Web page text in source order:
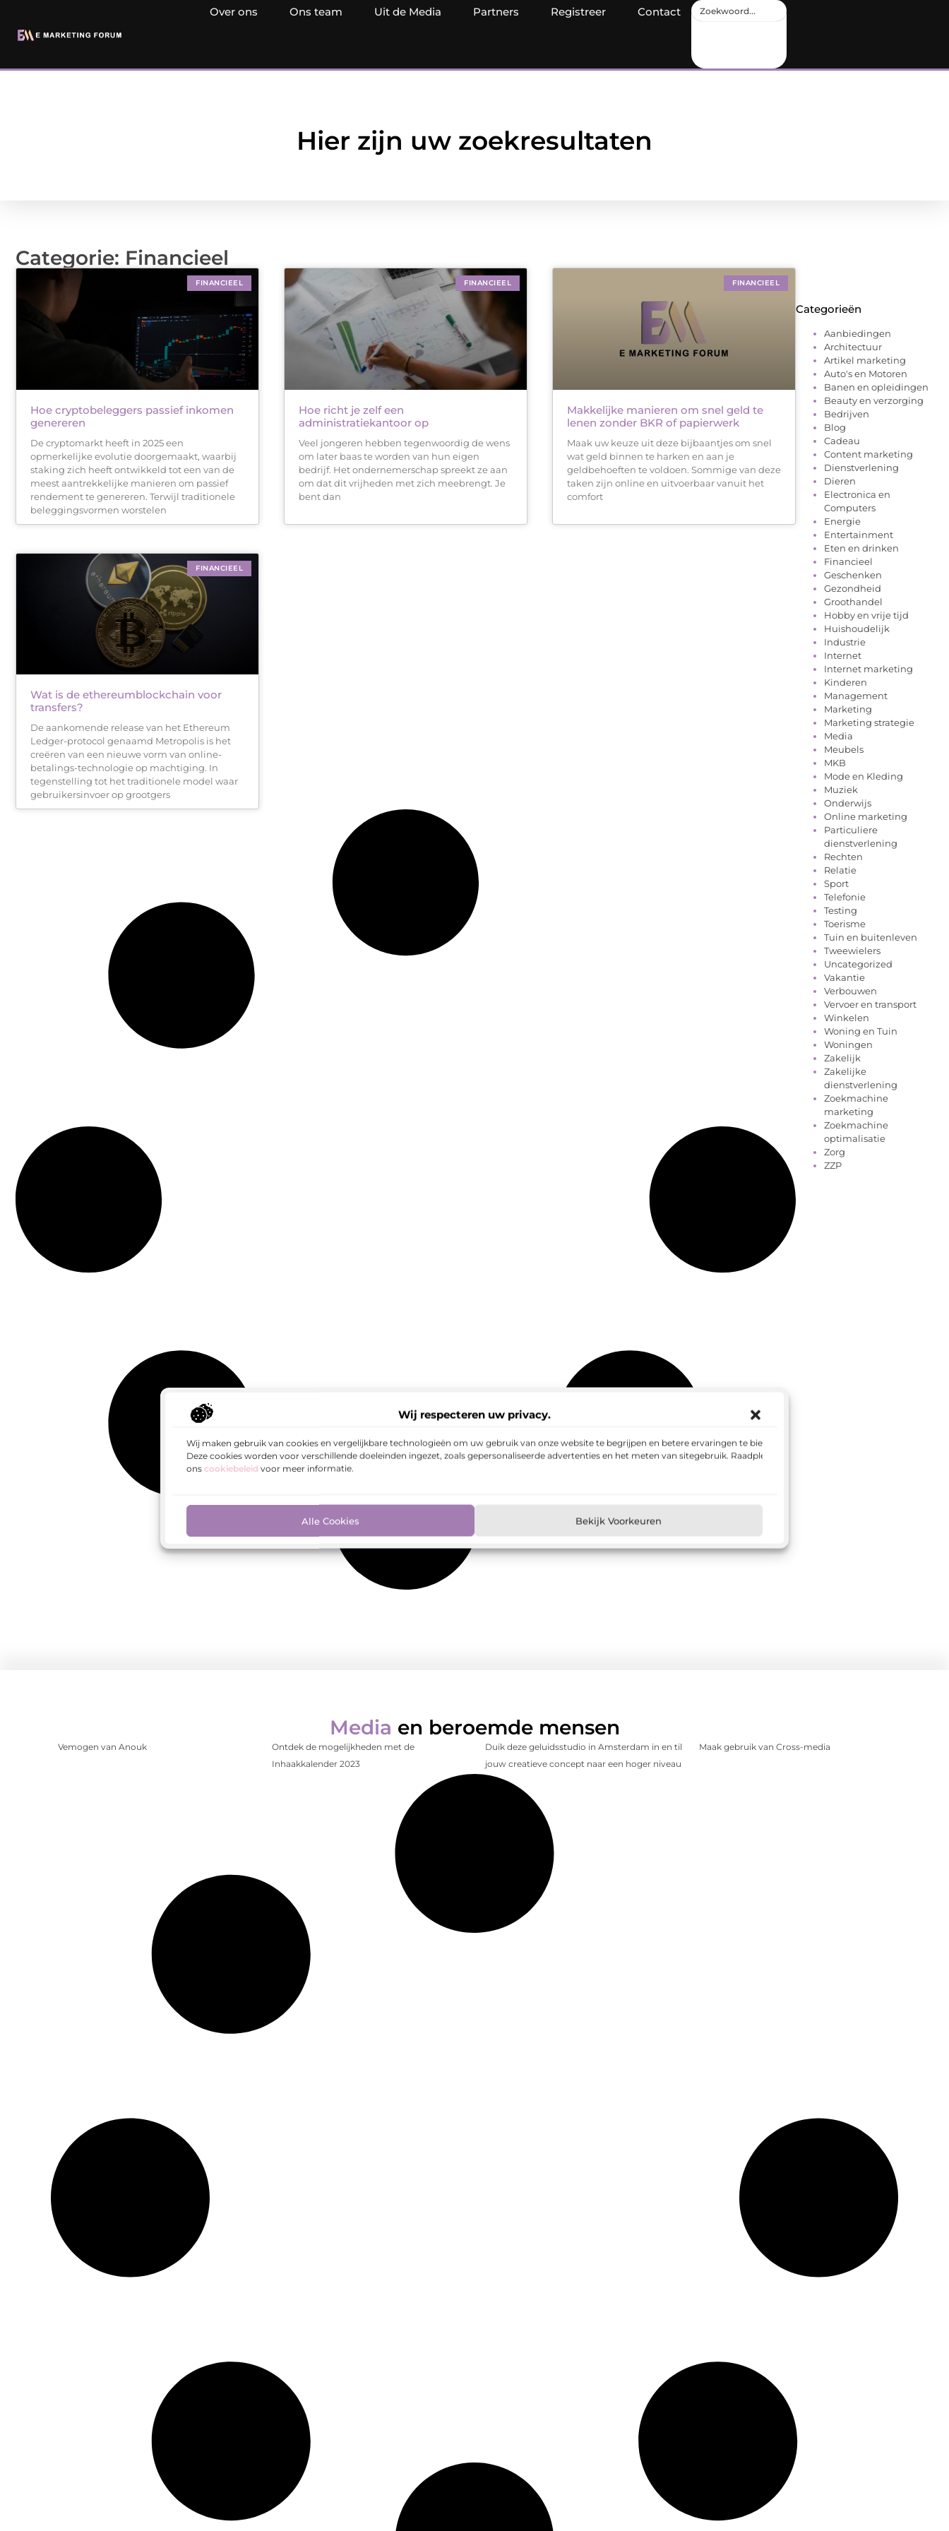
Wij respecteren uw privacy.
Wij maken gebruik van cookies en vergelijkbare technologieën om uw gebruik van onze website te begrijpen en betere ervaringen te bieden.
Deze cookies worden voor verschillende doeleinden ingezet, zoals gepersonaliseerde advertenties en het meten van sitegebruik. Raadpleeg
ons cookiebeleid voor meer informatie.
Alle Cookies Bekijk Voorkeuren
Over ons Ons team Uit de Media Partners Registreer Contact
Hier zijn uw zoekresultaten
Categorie: Financieel
FINANCIEEL
Hoe cryptobeleggers passief inkomen
genereren
De cryptomarkt heeft in 2025 een
opmerkelijke evolutie doorgemaakt, waarbij
staking zich heeft ontwikkeld tot een van de
meest aantrekkelijke manieren om passief
rendement te genereren. Terwijl traditionele
beleggingsvormen worstelen
FINANCIEEL
Hoe richt je zelf een
administratiekantoor op
Veel jongeren hebben tegenwoordig de wens
om later baas te worden van hun eigen
bedrijf. Het ondernemerschap spreekt ze aan
om dat dit vrijheden met zich meebrengt. Je
bent dan
FINANCIEEL
Makkelijke manieren om snel geld te
lenen zonder BKR of papierwerk
Maak uw keuze uit deze bijbaantjes om snel
wat geld binnen te harken en aan je
geldbehoeften te voldoen. Sommige van deze
taken zijn online en uitvoerbaar vanuit het
comfort
FINANCIEEL
Wat is de ethereumblockchain voor
transfers?
De aankomende release van het Ethereum
Ledger-protocol genaamd Metropolis is het
creëren van een nieuwe vorm van online-
betalings-technologie op machtiging. In
tegenstelling tot het traditionele model waar
gebruikersinvoer op grootgers
Categorieën
Aanbiedingen
Architectuur
Artikel marketing
Auto's en Motoren
Banen en opleidingen
Beauty en verzorging
Bedrijven
Blog
Cadeau
Content marketing
Dienstverlening
Dieren
Electronica en
Computers
Energie
Entertainment
Eten en drinken
Financieel
Geschenken
Gezondheid
Groothandel
Hobby en vrije tijd
Huishoudelijk
Industrie
Internet
Internet marketing
Kinderen
Management
Marketing
Marketing strategie
Media
Meubels
MKB
Mode en Kleding
Muziek
Onderwijs
Online marketing
Particuliere
dienstverlening
Rechten
Relatie
Sport
Telefonie
Testing
Toerisme
Tuin en buitenleven
Tweewielers
Uncategorized
Vakantie
Verbouwen
Vervoer en transport
Winkelen
Woning en Tuin
Woningen
Zakelijk
Zakelijke
dienstverlening
Zoekmachine
marketing
Zoekmachine
optimalisatie
Zorg
ZZP
Media en beroemde mensen
Vemogen van Anouk
Ontdek de mogelijkheden met de
Inhaakkalender 2023
Duik deze geluidsstudio in Amsterdam in en til
jouw creatieve concept naar een hoger niveau
Maak gebruik van Cross-media